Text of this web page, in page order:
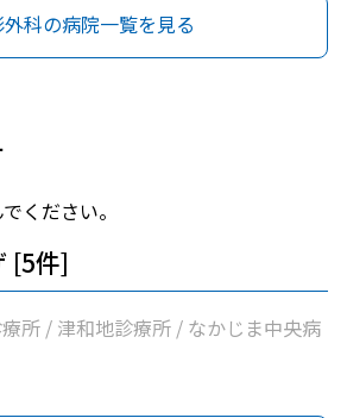
科の病院一覧を見る
ください。
[5件]
所 / 津和地診療所 / なかじま中央病